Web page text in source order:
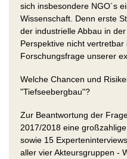
sich insbesondere NGO´s
Wissenschaft. Denn erste
der industrielle Abbau in
Perspektive nicht vertretbar
Forschungsfrage unserer
Welche Chancen und
"Tiefseebergbau"?
Zur Beantwortung der
2017/2018 eine
sowie 15
aller vier Akteursgruppen -